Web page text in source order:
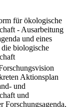
für ökologische
- Ausarbeitung
und eines
biologische
Aktionsplan
und
und
Forschungsagenda,